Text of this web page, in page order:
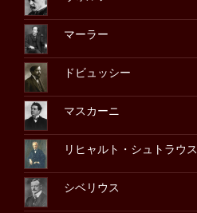
マーラー
ドビュッシー
マスカーニ
リヒャルト・シュトラウス
シベリウス